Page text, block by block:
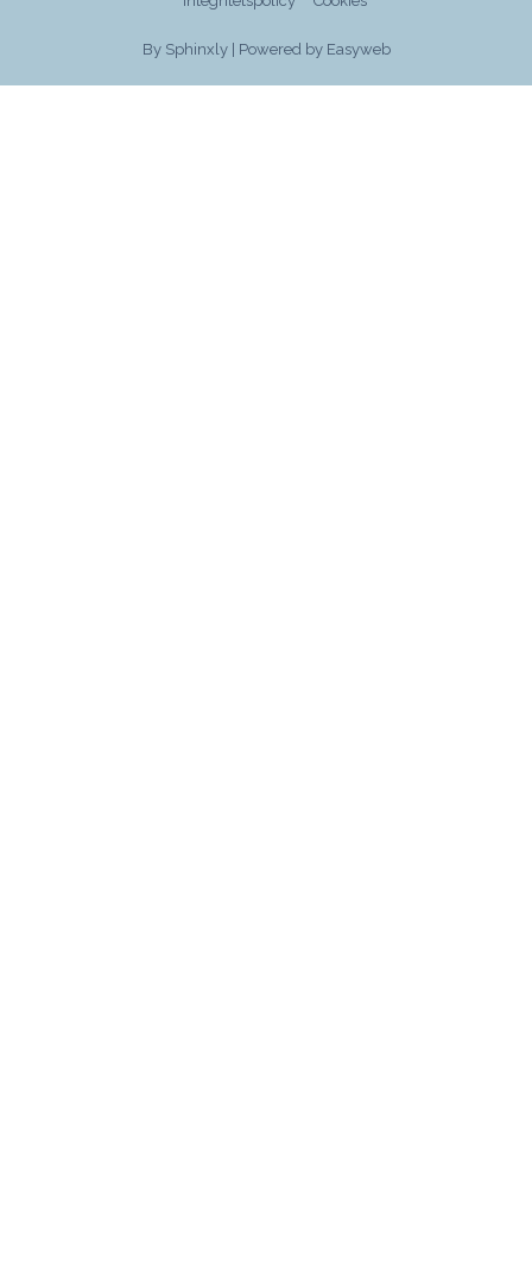
By Sphinxly| Powered by Easyweb